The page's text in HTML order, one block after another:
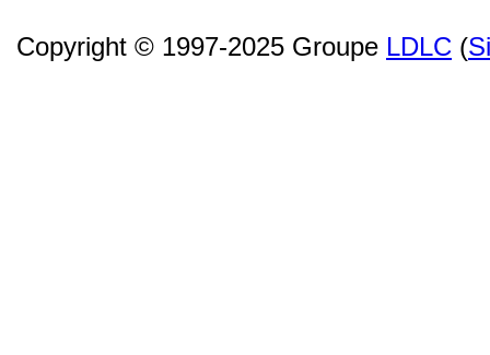
Copyright © 1997-2025 Groupe LDLC (